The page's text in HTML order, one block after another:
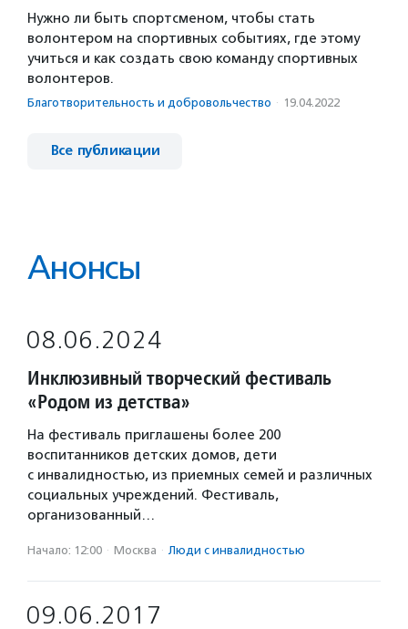
Нужно ли быть спортсменом, чтобы стать
волонтером на спортивных событиях, где этому
учиться и как создать свою команду спортивных
волонтеров.
Благотвори­тель­ность и доброволь­чест­во · 19.04.2022
Все публикации
Анонсы
08.06.2024
Инклюзивный творческий фестиваль
«Родом из детства»
На фестиваль приглашены более 200
воспитанников детских домов, дети
с инвалидностью, из приемных семей и различных
социальных учреждений. Фестиваль,
организованный…
Начало: 12:00 · Москва · Люди с инвалидностью
09.06.2017